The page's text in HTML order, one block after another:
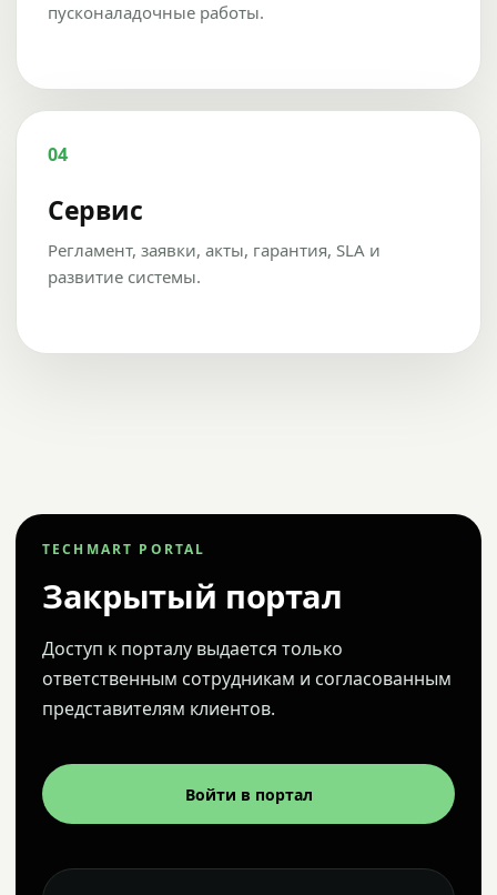
пусконаладочные работы.
04
Сервис
Регламент, заявки, акты, гарантия, SLA и
развитие системы.
TECHMART PORTAL
Закрытый портал
Доступ к порталу выдается только
ответственным сотрудникам и согласованным
представителям клиентов.
Войти в портал